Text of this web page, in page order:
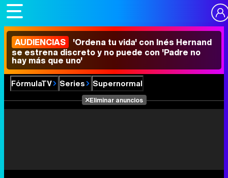
AUDIENCIAS 'Ordena tu vida' con Inés Hernand
se estrena discreto y no puede con 'Padre no
hay más que uno'
FórmulaTV Series Supernormal
Eliminar anuncios